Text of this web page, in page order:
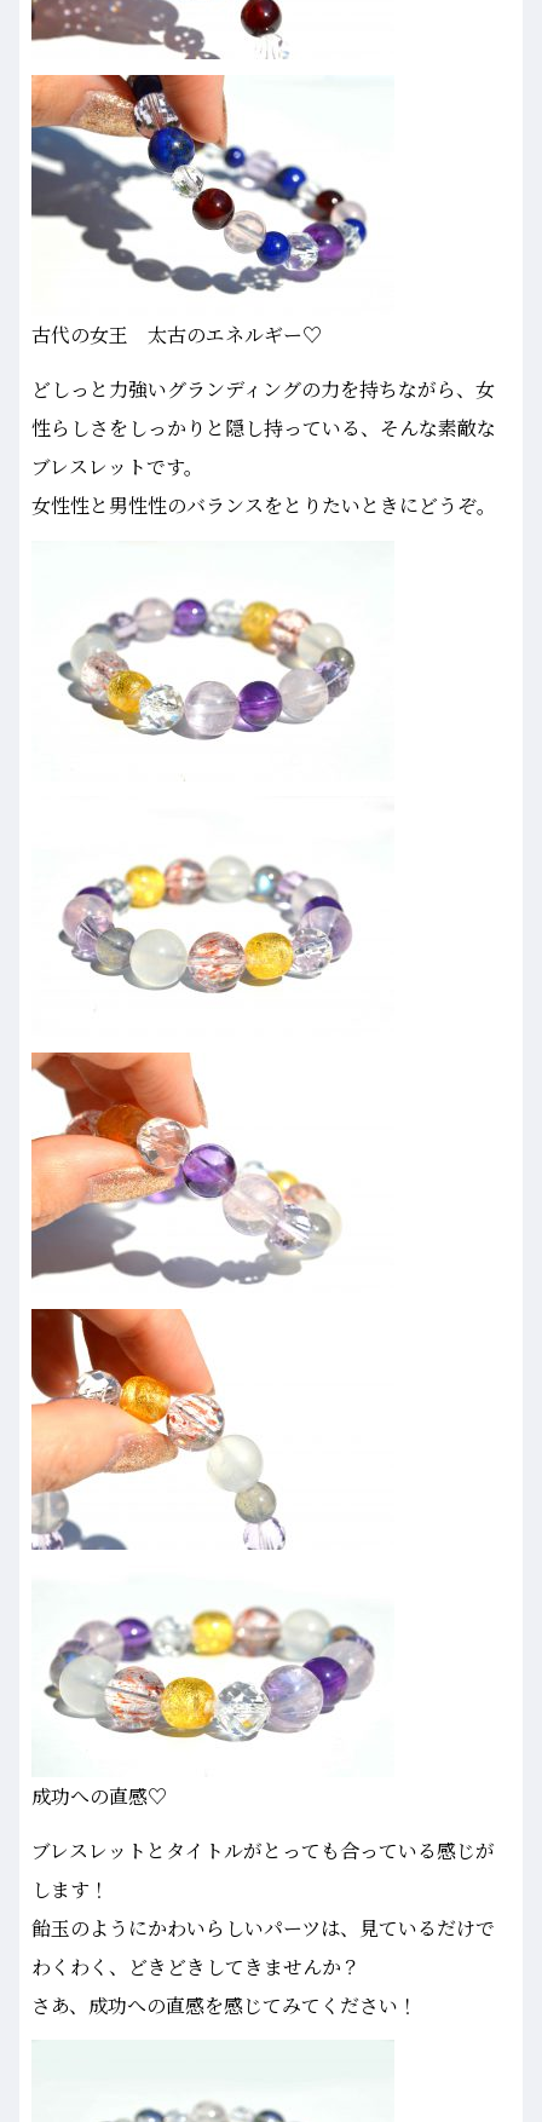
古代の女王 太古のエネルギー♡
どしっと力強いグランディングの力を持ちながら、女
性らしさをしっかりと隠し持っている、そんな素敵な
ブレスレットです。
女性性と男性性のバランスをとりたいときにどうぞ。
成功への直感♡
ブレスレットとタイトルがとっても合っている感じが
します！
飴玉のようにかわいらしいパーツは、見ているだけで
わくわく、どきどきしてきませんか？
さあ、成功への直感を感じてみてください！